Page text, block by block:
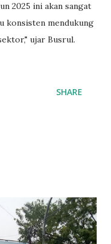
2025 ini akan sangat
konsisten mendukung
ujar Busrul.
SHARE